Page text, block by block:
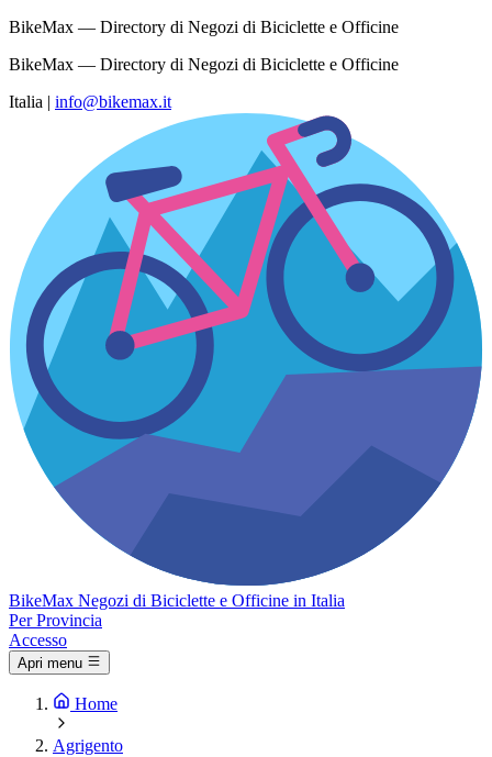
BikeMax — Directory di Negozi di Biciclette e Officine
BikeMax — Directory di Negozi di Biciclette e Officine
Italia | info@bikemax.it
BikeMax Negozi di Biciclette e Officine in Italia
Per Provincia
Accesso
Apri menu
Home
Agrigento